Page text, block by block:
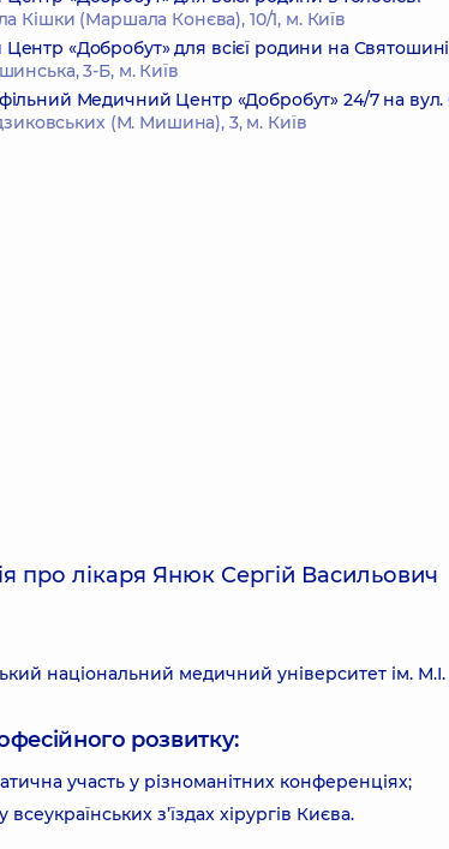
Кішки (Маршала Конєва), 10/1, м. Київ
«Добробут» для всієї родини на Святошині
3-Б, м. Київ
Медичний Центр «Добробут» 24/7 на вул.
(М. Мишина), 3, м. Київ
про лікаря Янюк Сергій Васильович
національний медичний університет ім.
розвитку:
участь у різноманітних конференціях;
всеукраїнських з’їздах хірургів Києва.